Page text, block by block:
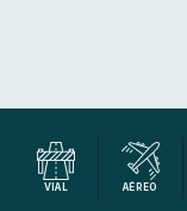
VIAL AÉREO